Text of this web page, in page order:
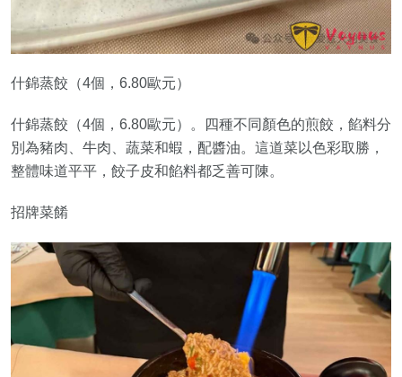
什錦蒸餃（4個，6.80歐元）
什錦蒸餃（4個，6.80歐元）。四種不同顏色的煎餃，餡料分
別為豬肉、牛肉、蔬菜和蝦，配醬油。這道菜以色彩取勝，
整體味道平平，餃子皮和餡料都乏善可陳。
招牌菜餚